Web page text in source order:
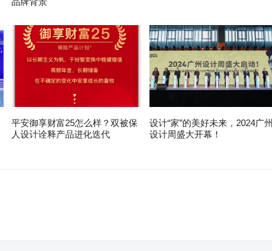
平安御享财富25怎么样？双被保
人设计诠释产品进化迭代
设计“家”的美好未来，2024广州
设计周盛大开幕！